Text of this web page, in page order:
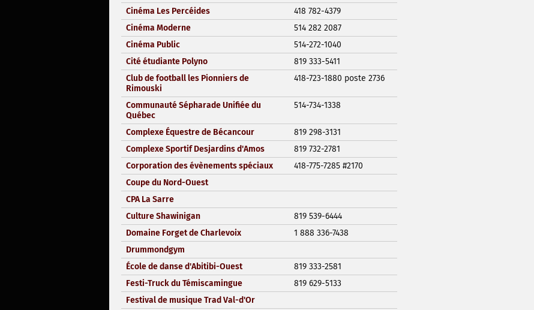
Cinéma Les Percéides
418 782-4379
Cinéma Moderne
514 282 2087
Cinéma Public
514-272-1040
Cité étudiante Polyno
819 333-5411
Club de football les Pionniers de
Rimouski
418-723-1880 poste 2736
Communauté Sépharade Unifiée du
Québec
514-734-1338
Complexe Équestre de Bécancour
819 298-3131
Complexe Sportif Desjardins d'Amos
819 732-2781
Corporation des évènements spéciaux
418-775-7285 #2170
Coupe du Nord-Ouest
CPA La Sarre
Culture Shawinigan
819 539-6444
Domaine Forget de Charlevoix
1 888 336-7438
Drummondgym
École de danse d'Abitibi-Ouest
819 333-2581
Festi-Truck du Témiscamingue
819 629-5133
Festival de musique Trad Val-d'Or